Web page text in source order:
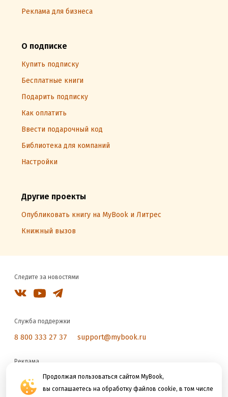
Продолжая пользоваться сайтом MyBook,
вы соглашаетесь на обработку файлов cookie, в том числе
Реклама для бизнеса
О подписке
Купить подписку
Бесплатные книги
Подарить подписку
Как оплатить
Ввести подарочный код
Библиотека для компаний
Настройки
Другие проекты
Опубликовать книгу на MyBook и Литрес
Книжный вызов
Следите за новостями
Служба поддержки
8 800 333 27 37 support@mybook.ru
Реклама
reklama@litres.ru